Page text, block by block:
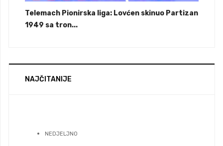
Telemach Pionirska liga: Lovćen skinuo Partizan
1949 sa tron...
NAJČITANIJE
NEDJELJNO